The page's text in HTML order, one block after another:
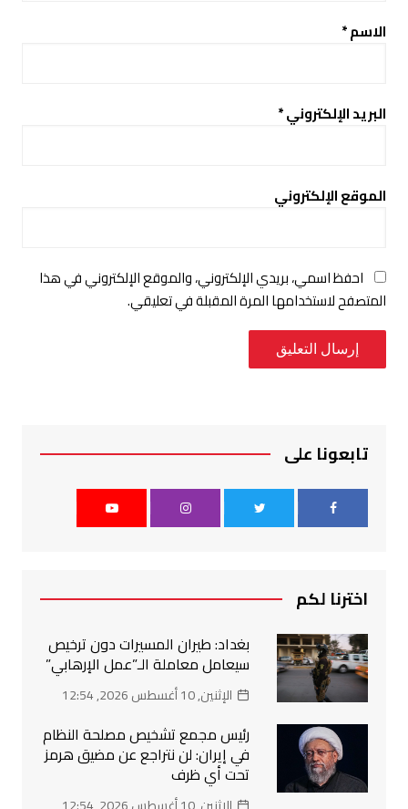
الاسم*
البريد الإلكتروني*
الموقع الإلكتروني
احفظ اسمي، بريدي الإلكتروني، والموقع الإلكتروني في هذا
المتصفح لاستخدامها المرة المقبلة في تعليقي.
تابعونا على
اخترنا لكم
بغداد: طيران المسيرات دون ترخيص
سيعامل معاملة الـ”عمل الإرهابي”
الإثنين, 10 أغسطس 2026, 12:54
رئيس مجمع تشخيص مصلحة النظام
في إيران: لن نتراجع عن مضيق هرمز
تحت أي ظرف